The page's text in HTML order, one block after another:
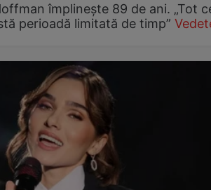
împlinește 89 de ani. „Tot
perioadă limitată de timp”